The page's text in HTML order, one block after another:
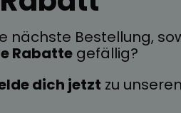
nächste Bestellung,
Rabatte gefällig?
dich jetzt zu